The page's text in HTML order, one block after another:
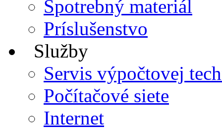
Spotrebný materiál
Príslušenstvo
Služby
Servis výpočtovej
Počítačové siete
Internet